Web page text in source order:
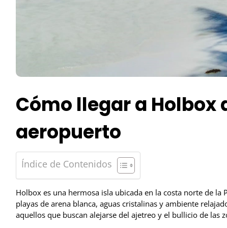
Cómo llegar a Holbox
aeropuerto
Índice de Contenidos
Holbox es una hermosa isla ubicada en la costa norte de la
playas de arena blanca, aguas cristalinas y ambiente
aquellos que buscan alejarse del ajetreo y el bullicio de las